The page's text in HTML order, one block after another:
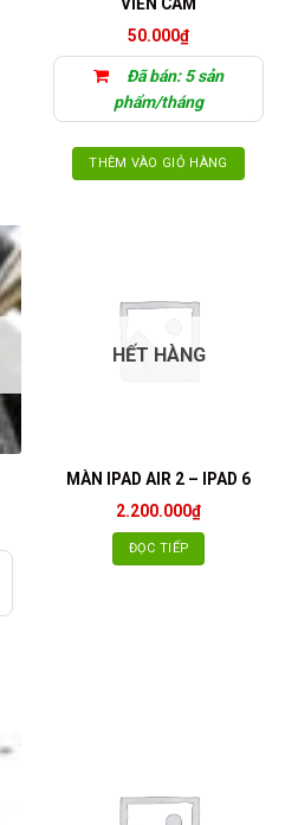
50.000₫
Đã bán: 5 sản
phẩm/tháng
THÊM VÀO GIỎ HÀNG
HẾT HÀNG
MÀN IPAD AIR 2 – IPAD 6
2.200.000₫
ĐỌC TIẾP